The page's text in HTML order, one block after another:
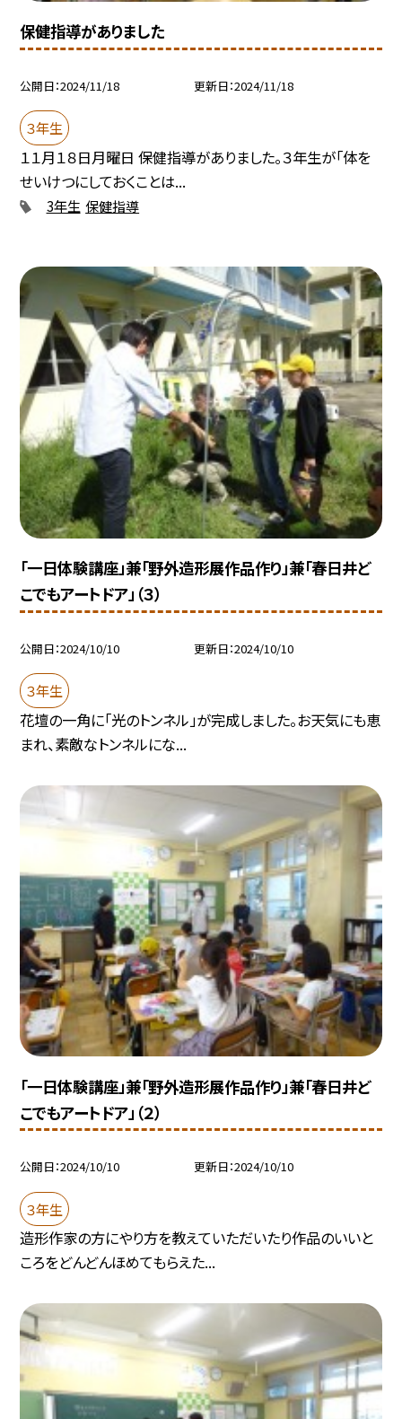
保健指導がありました
公開日 2024/11/18 更新日 2024/11/18
３年生
１１月１８日月曜日 保健指導がありました。３年生が「体を
せいけつにしておくことは...
3年生 保健指導
「一日体験講座」兼「野外造形展作品作り」兼「春日井ど
こでもアートドア」（３）
公開日 2024/10/10 更新日 2024/10/10
３年生
花壇の一角に「光のトンネル」が完成しました。お天気にも恵
まれ、素敵なトンネルにな...
「一日体験講座」兼「野外造形展作品作り」兼「春日井ど
こでもアートドア」（２）
公開日 2024/10/10 更新日 2024/10/10
３年生
造形作家の方にやり方を教えていただいたり作品のいいと
ころをどんどんほめてもらえた...